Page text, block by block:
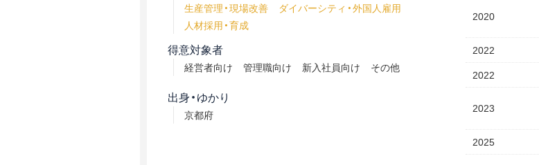
生産管理・現場改善
ダイバーシティ・外国人雇用
人材採用・育成
得意対象者
経営者向け 管理職向け 新入社員向け その他
出身・ゆかり
京都府
2020
2022
2022
2023
2025